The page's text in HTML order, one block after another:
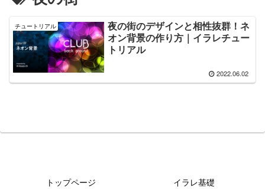
チュートリアル
夜の街のデザインと相性抜群！ネ
オン背景の作り方｜イラレチュー
トリアル
2022.06.02
トップページ
イラレ基礎